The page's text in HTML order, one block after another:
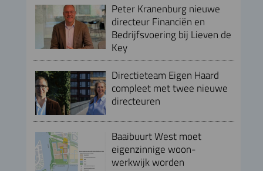
Peter Kranenburg nieuwe
directeur Financiën en
Bedrijfsvoering bij Lieven de
Key
Directieteam Eigen Haard
compleet met twee nieuwe
directeuren
Baaibuurt West moet
eigenzinnige woon-
werkwijk worden